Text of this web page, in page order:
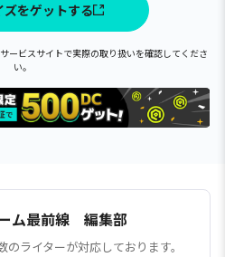
ズをゲットする
ービスサイトで実際の取り扱いを確認してくださ
い。
ム最前線 編集部
のライターが対応しております。